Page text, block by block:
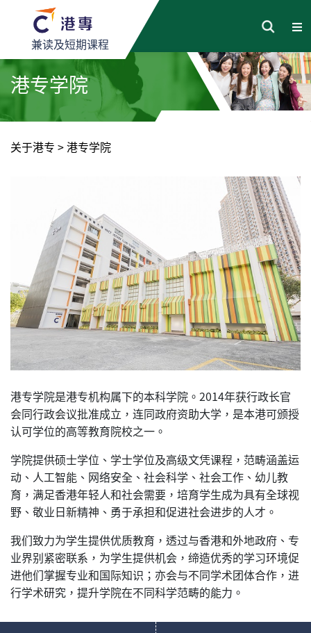
兼读及短期课程
港专学院
关于港专 >港专学院
港专学院是港专机构属下的本科学院。2014年获行政长官
会同行政会议批准成立，连同政府资助大学，是本港可颁授
认可学位的高等教育院校之一。
学院提供硕士学位、学士学位及高级文凭课程，范畴涵盖运
动、人工智能、网络安全、社会科学、社会工作、幼儿教
育，满足香港年轻人和社会需要，培育学生成为具有全球视
野、敬业日新精神、勇于承担和促进社会进步的人才。
我们致力为学生提供优质教育，透过与香港和外地政府、专
业界别紧密联系，为学生提供机会，缔造优秀的学习环境促
进他们掌握专业和国际知识；亦会与不同学术团体合作，进
行学术研究，提升学院在不同科学范畴的能力。